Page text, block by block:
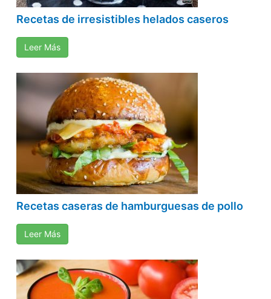
Recetas de irresistibles helados caseros
Leer Más
Recetas caseras de hamburguesas de pollo
Leer Más